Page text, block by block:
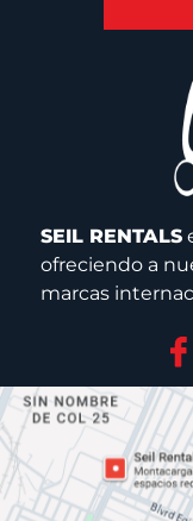
SEIL RENTALS
ofreciendo a
marcas